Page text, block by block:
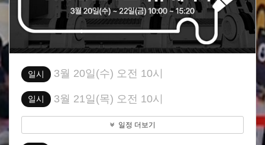
일시 3월 20일(수) 오전 10시
일시 3월 21일(목) 오전 10시
일정 더보기